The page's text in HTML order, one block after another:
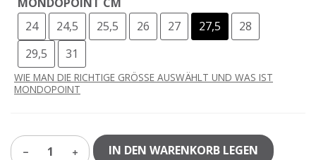
24
24,5 25,5 26 27 27,5
28
29,5
31
WIE MAN DIE RICHTIGE GRÖSSE AUSWÄHLT UND WAS IST
MONDOPOINT
1 IN DEN WARENKORB LEGEN